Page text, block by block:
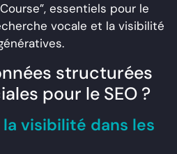
essentiels pour le
vocale et la visibilité
structurées
pour le SEO ?
visibilité dans les